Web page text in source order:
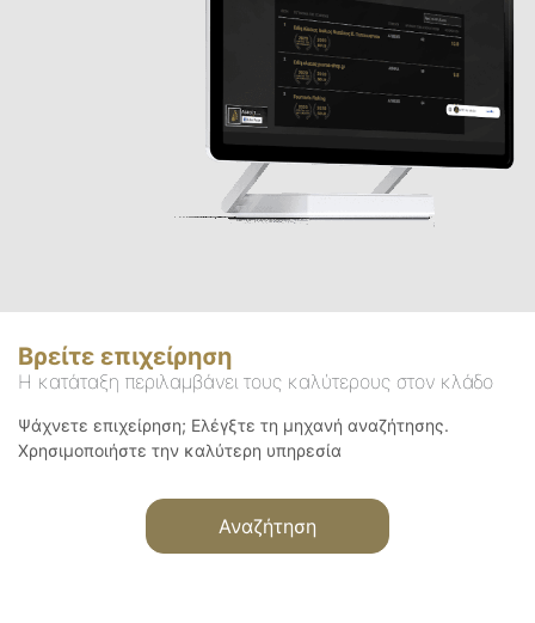
Βρείτε επιχείρηση
Η κατάταξη περιλαμβάνει τους καλύτερους στον κλάδο
Ψάχνετε επιχείρηση; Ελέγξτε τη μηχανή αναζήτησης.
Χρησιμοποιήστε την καλύτερη υπηρεσία
Αναζήτηση